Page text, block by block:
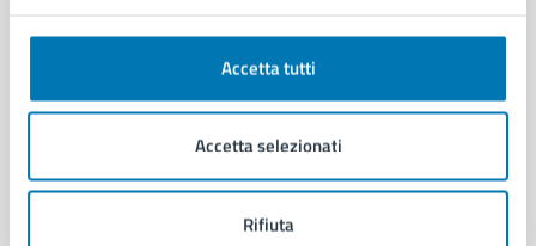
Accetta tutti
Accetta selezionati
Rifiuta
Organi di governo
Enti e fondazioni
Personale amministrativo
Intranet, posta aziendale e protocollo